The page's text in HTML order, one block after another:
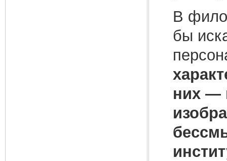
В
бы
них —